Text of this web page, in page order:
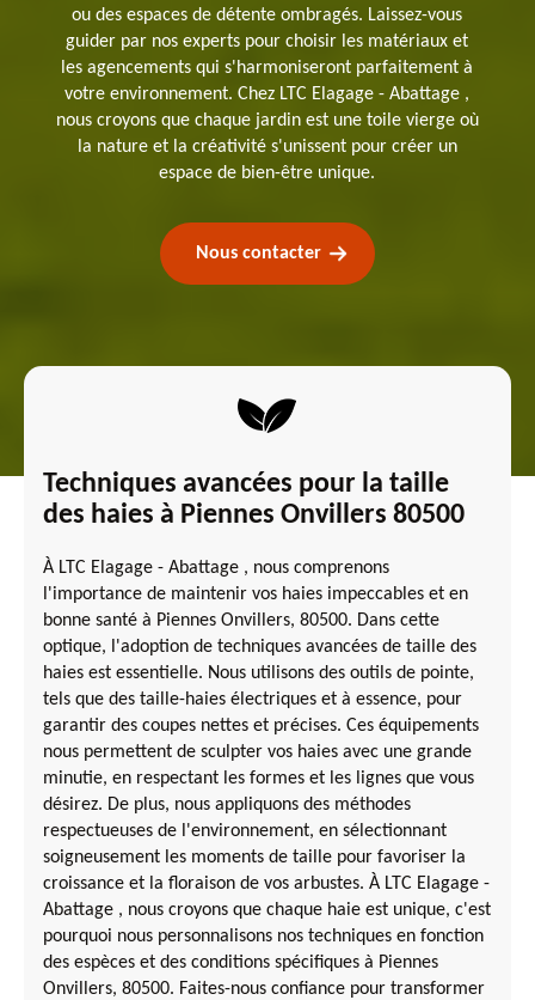
ou des espaces de détente ombragés. Laissez-vous
guider par nos experts pour choisir les matériaux et
les agencements qui s'harmoniseront parfaitement à
votre environnement. Chez LTC Elagage - Abattage ,
nous croyons que chaque jardin est une toile vierge où
la nature et la créativité s'unissent pour créer un
espace de bien-être unique.
Nous contacter
Techniques avancées pour la taille
des haies à Piennes Onvillers 80500
À LTC Elagage - Abattage , nous comprenons
l'importance de maintenir vos haies impeccables et en
bonne santé à Piennes Onvillers, 80500. Dans cette
optique, l'adoption de techniques avancées de taille des
haies est essentielle. Nous utilisons des outils de pointe,
tels que des taille-haies électriques et à essence, pour
garantir des coupes nettes et précises. Ces équipements
nous permettent de sculpter vos haies avec une grande
minutie, en respectant les formes et les lignes que vous
désirez. De plus, nous appliquons des méthodes
respectueuses de l'environnement, en sélectionnant
soigneusement les moments de taille pour favoriser la
croissance et la floraison de vos arbustes. À LTC Elagage -
Abattage , nous croyons que chaque haie est unique, c'est
pourquoi nous personnalisons nos techniques en fonction
des espèces et des conditions spécifiques à Piennes
Onvillers, 80500. Faites-nous confiance pour transformer